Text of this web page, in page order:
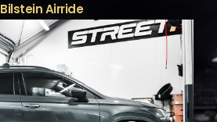
Bilstein Airride